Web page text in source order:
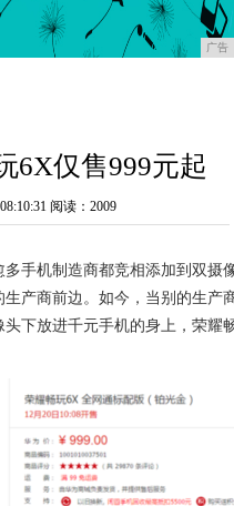
广告
6X仅售999元起
阅读：2009
手机制造商都竞相添加到双摄
产商前边。如今，当别的生产
下放进千元手机的身上，荣耀